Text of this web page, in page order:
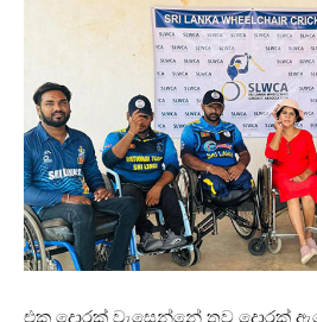
එක දොරක් වැසෙන්නේ තව දොරක්